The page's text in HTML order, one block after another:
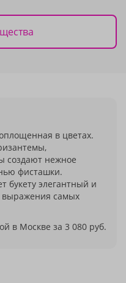
в цветах.
создают нежное
фисташки.
букету элегантный и
выражения самых
в Москве за 3 080 руб.